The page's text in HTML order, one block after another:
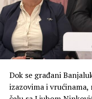
terenu, a ne pjenjenje
jeftini populizam od
koristi.
Vukanoviću je na kraju
čita poražavajuće
Banjaluka i cijela
je politička figura broj
politika “napada po
poštovanje prema
završavati samo na
spomenicima, već da
konkretnim
položaj onih koji su je
“Na
Dok se građani
izazovima i